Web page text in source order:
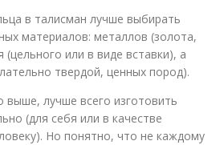
в талисман лучше выбирать
материалов: металлов (золота,
или в виде вставки), а
твердой, ценных пород).
выше, лучше всего изготовить
(для себя или в качестве
Но понятно, что не каждому